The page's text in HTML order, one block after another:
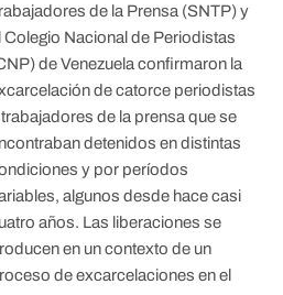
de la Prensa (SNTP) y
Colegio Nacional de Periodistas
de Venezuela confirmaron la
de catorce periodistas
de la prensa que se
detenidos en distintas
y por períodos
algunos desde hace casi
años. Las liberaciones se
en un contexto de un
de excarcelaciones en el